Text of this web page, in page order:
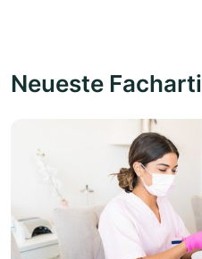
Neueste